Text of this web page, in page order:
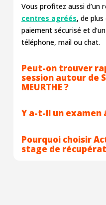
Vous profitez aussi d’un
centres agréés, de
paiement sécurisé et
téléphone, mail ou chat.
Peut-on trouver
session autour de
MEURTHE ?
Y a-t-il un examen
Pourquoi choisir
stage de